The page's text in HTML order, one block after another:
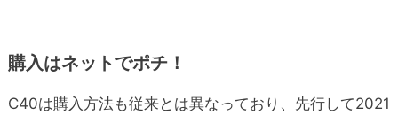
購入はネットでポチ！
C40は購入方法も従来とは異なっており、先行して2021